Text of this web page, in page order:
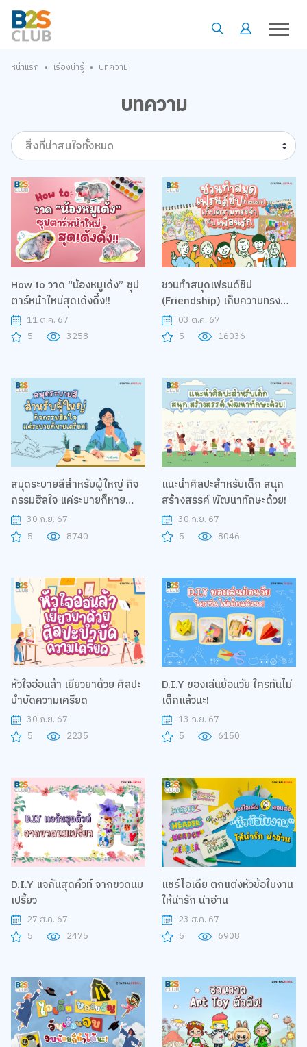
หน้าแรก • เรื่องน่ารู้ • บทความ
บทความ
สิ่งที่น่าสนใจทั้งหมด
How to วาด “น้องหมูเด้ง” ซุป
ตาร์หน้าใหม่สุดเด้งดึ๋ง!!
11 ต.ค. 67
5
3258
ชวนทำสมุดเฟรนด์ชิป
(Friendship) เก็บความทรงจำ
กับเพื่อนรัก
03 ต.ค. 67
5
16036
สมุดระบายสีสำหรับผู้ใหญ่ กิจ
กรรมฮีลใจ แค่ระบายก็หาย
เครียด!30 ก.ย. 67
5
8740
แนะนำศิลปะสำหรับเด็ก สนุก
สร้างสรรค์ พัฒนาทักษะด้วย!
30 ก.ย. 67
5
8046
หัวใจอ่อนล้า เยียวยาด้วย ศิลปะ
บำบัดความเครียด
30 ก.ย. 67
5
2235
D.I.Y ของเล่นย้อนวัย ใครทันไม่
เด็กแล้วนะ!
13 ก.ย. 67
5
6150
D.I.Y แจกันสุดคิ้วท์ จากขวดนม
เปรี้ยว
27 ส.ค. 67
5
2475
แชร์ไอเดีย ตกแต่งหัวข้อใบงาน
ให้น่ารัก น่าอ่าน
23 ส.ค. 67
5
6908